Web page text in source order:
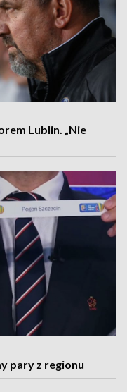
Lublin. „Nie
pary z regionu